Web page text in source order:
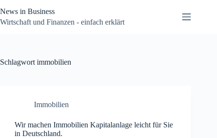
Inhalt
springen
News in Business
Wirtschaft und Finanzen - einfach erklärt
Schlagwort immobilien
Immobilien
Wir machen Immobilien Kapitalanlage leicht für Sie
in Deutschland.